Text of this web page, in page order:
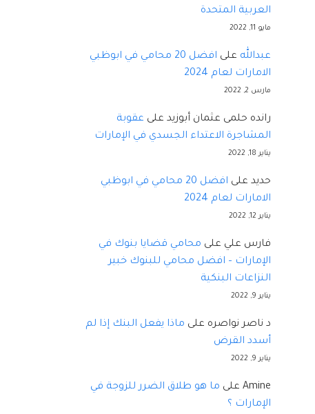
العربية المتحدة
مايو 11, 2022
عبدالله على
افضل 20 محامي في ابوظبي
الامارات لعام 2024
مارس 2, 2022
رانده حلمى عثمان أبوزيد على عقوبة
المشاجرة الاعتداء الجسدي في الإمارات
يناير 18, 2022
حديد على
افضل 20 محامي في ابوظبي
الامارات لعام 2024
يناير 12, 2022
فارس علي على محامي قضايا بنوك في
الإمارات – افضل محامي للبنوك خبير
النزاعات البنكية
يناير 9, 2022
د ناصر نواصره على ماذا يفعل البنك إذا لم
أسدد القرض
يناير 9, 2022
Amine على ما هو طلاق الضرر للزوجة في
الإمارات ؟